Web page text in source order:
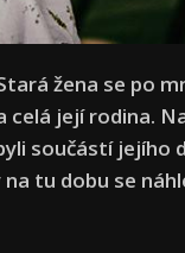
žena se po
její rodina.
součástí jejího
tu dobu se